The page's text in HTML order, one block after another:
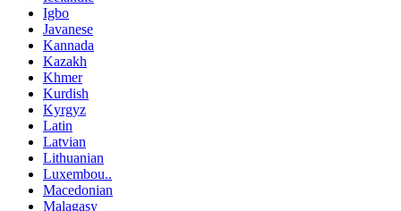
Igbo
Javanese
Kannada
Kazakh
Khmer
Kurdish
Kyrgyz
Latin
Latvian
Lithuanian
Luxembou..
Macedonian
Malagasy